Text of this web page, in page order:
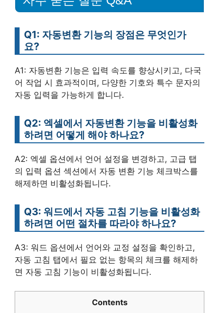
Q1: 자동변환 기능의 장점은 무엇인가
요?
A1: 자동변환 기능은 입력 속도를 향상시키고, 다국
어 작업 시 효과적이며, 다양한 기호와 특수 문자의
자동 입력을 가능하게 합니다.
Q2: 엑셀에서 자동변환 기능을 비활성화
하려면 어떻게 해야 하나요?
A2: 엑셀 옵션에서 언어 설정을 변경하고, 고급 탭
의 입력 옵션 섹션에서 자동 변환 기능 체크박스를
해제하면 비활성화됩니다.
Q3: 워드에서 자동 고침 기능을 비활성화
하려면 어떤 절차를 따라야 하나요?
A3: 워드 옵션에서 언어와 교정 설정을 확인하고,
자동 고침 탭에서 필요 없는 항목의 체크를 해제하
면 자동 고침 기능이 비활성화됩니다.
Contents